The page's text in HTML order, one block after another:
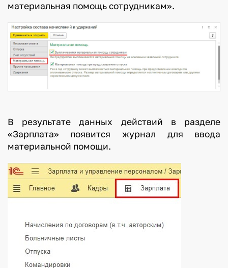
материальная помощь сотрудникам».
В результате данных действий в разделе
«Зарплата» появится журнал для ввода
материальной помощи.